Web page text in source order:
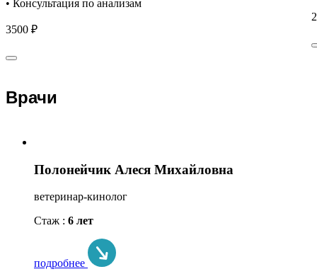
• Консультация по анализам
3500 ₽
Врачи
Полонейчик Алеся Михайловна
ветеринар-кинолог
Стаж : 6 лет
подробнее